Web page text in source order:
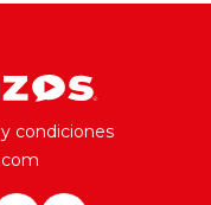
condiciones